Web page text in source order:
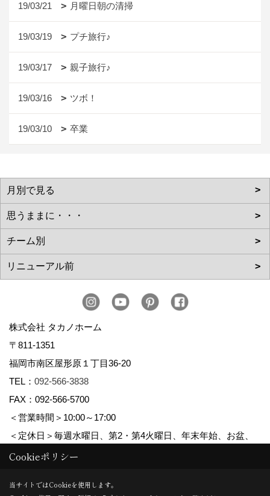
19/03/21 月曜日朝の清掃
19/03/19 プチ旅行♪
19/03/17 親子旅行♪
19/03/16 ツボ！
19/03/10 卒業
株式会社 タカノホーム
〒811-1351
福岡市南区屋形原１丁目36-20
TEL： 092-566-3838
FAX：092-566-5700
＜営業時間＞10:00～17:00
＜定休日＞毎週水曜日、第2・第4火曜日、年末年始、お盆、
ゴールデンウィーク、夏季休暇
Cookieポリシー
当サイトではCookieを使用します。